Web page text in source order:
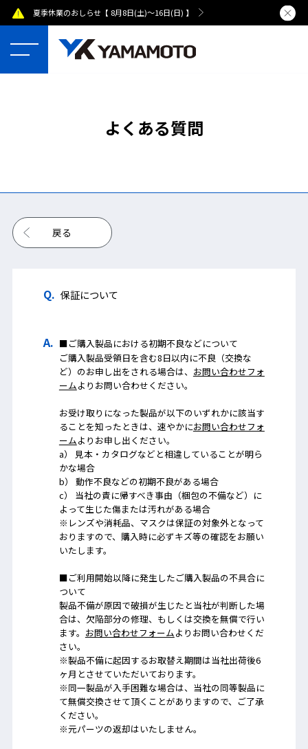
夏季休業のおしらせ【 8月8日(土)～16日(日) 】 熊本県で
よくある質問
戻る
保証について
■ご購入製品における初期不良などについて
ご購入製品受領日を含む8日以内に不良（交換な
ど）のお申し出をされる場合は、 お問い合わせフォ
ームよりお問い合わせください。
お受け取りになった製品が以下のいずれかに該当す
ることを知ったときは、速やかにお問い合わせフォ
ームよりお申し出ください。
a） 見本・カタログなどと相違していることが明ら
かな場合
b） 動作不良などの初期不良がある場合
c） 当社の責に帰すべき事由（梱包の不備など）に
よって生じた傷または汚れがある場合
※レンズや消耗品、マスクは保証の対象外となって
おりますので、購入時に必ずキズ等の確認をお願い
いたします。
■ご利用開始以降に発生したご購入製品の不具合に
ついて
製品不備が原因で破損が生じたと当社が判断した場
合は、欠陥部分の修理、もしくは交換を無償で行い
ます。 お問い合わせフォームよりお問い合わせくだ
さい。
※製品不備に起因するお取替え期間は当社出荷後6
ヶ月とさせていただいております。
※同一製品が入手困難な場合は、当社の同等製品に
て無償交換させて頂くことがありますので、ご了承
ください。
※元パーツの返却はいたしません。